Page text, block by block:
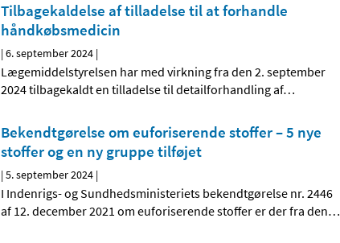
Tilbagekaldelse af tilladelse til at forhandle
håndkøbsmedicin
|6. september 2024 |
Lægemiddelstyrelsen har med virkning fra den 2. september
2024 tilbagekaldt en tilladelse til detailforhandling af…
Bekendtgørelse om euforiserende stoffer – 5 nye
stoffer og en ny gruppe tilføjet
|5. september 2024 |
I Indenrigs- og Sundhedsministeriets bekendtgørelse nr. 2446
af 12. december 2021 om euforiserende stoffer er der fra den…